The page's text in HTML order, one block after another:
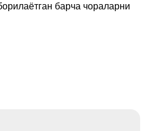
барча чораларни